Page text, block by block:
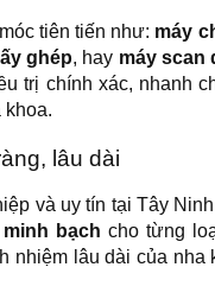
tiên tiến như: máy
ghép, hay máy scan
trị chính xác, nhanh
khoa.
lâu dài
và uy tín tại Tây
bạch cho từng
nhiệm lâu dài của